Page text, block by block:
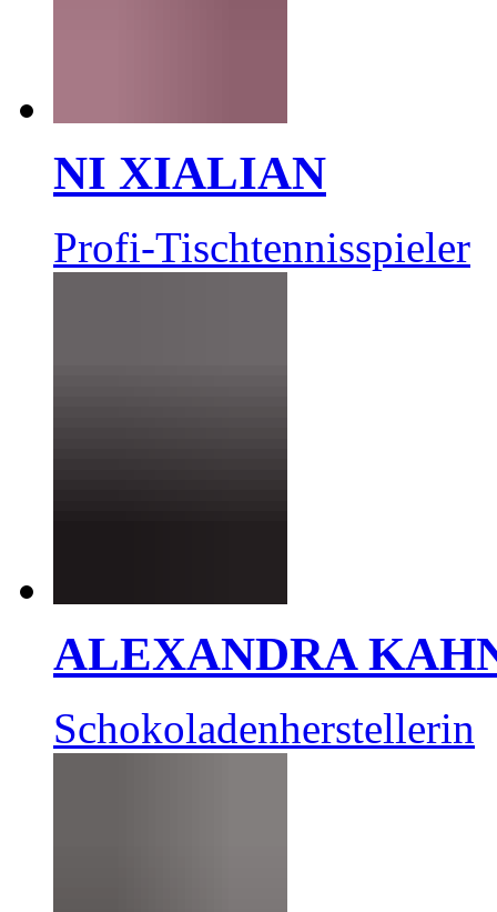
NI XIALIAN
Profi-Tischtennisspieler
ALEXANDRA
Schokoladenherstellerin